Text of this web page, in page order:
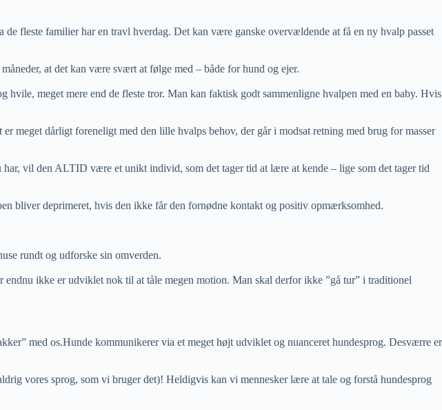
fleste familier har en travl hverdag. Det kan være ganske overvældende at få en ny hvalp passet
at det kan være svært at følge med – både for hund og ejer.
meget mere end de fleste tror. Man kan faktisk godt sammenligne hvalpen med en baby. Hvis
dårligt foreneligt med den lille hvalps behov, der går i modsat retning med brug for masser
vil den ALTID være et unikt individ, som det tager tid at lære at kende – lige som det tager tid
bliver deprimeret, hvis den ikke får den fornødne kontakt og positiv opmærksomhed.
rundt og udforske sin omverden.
ikke er udviklet nok til at tåle megen motion. Man skal derfor ikke ”gå tur” i traditionel
med os.Hunde kommunikerer via et meget højt udviklet og nuanceret hundesprog. Desværre er
vores sprog, som vi bruger det)! Heldigvis kan vi mennesker lære at tale og forstå hundesprog